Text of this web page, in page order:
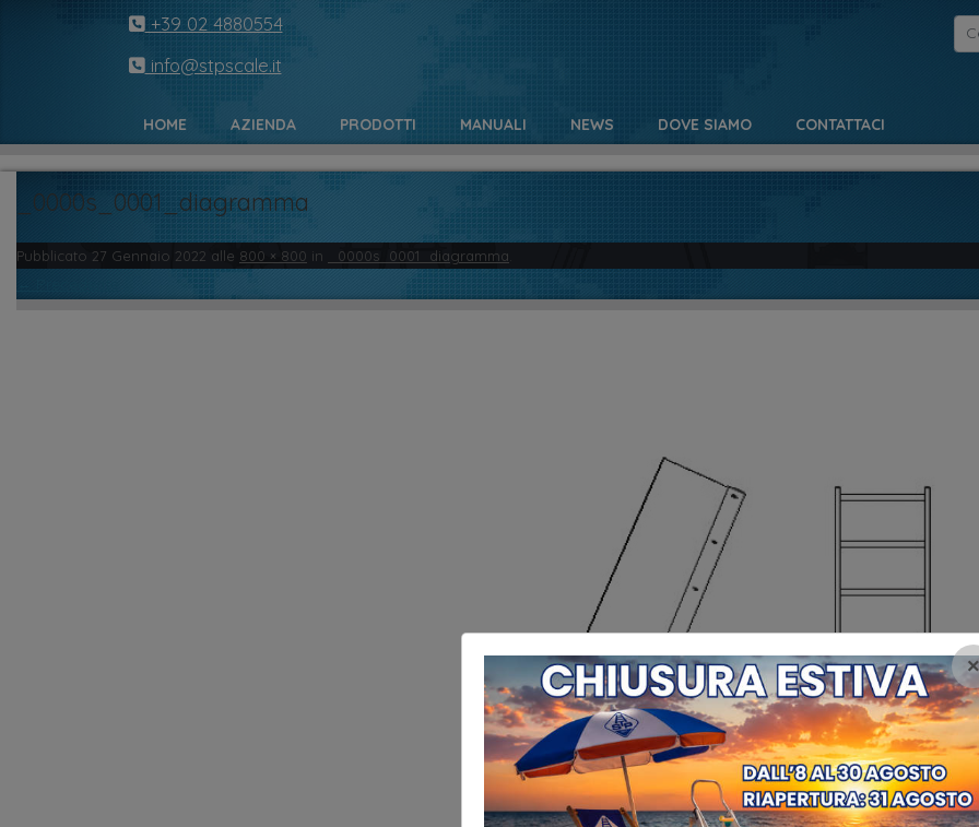
+39 02 4880554
info@stpscale.it
HOME AZIENDA PRODOTTI MANUALI NEWS DOVE SIAMO CONTATTACI
_0000s_0001_diagramma
Pubblicato 27 Gennaio 2022 alle 800 × 800 in _0000s_0001_diagramma
×